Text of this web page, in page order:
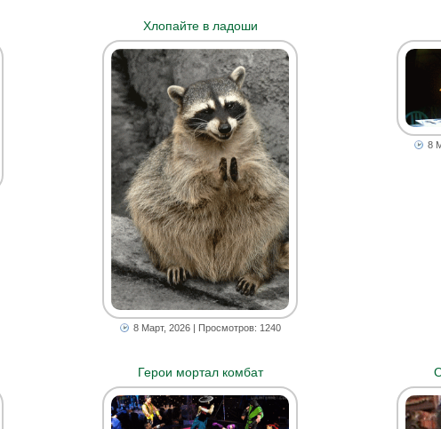
Хлопайте в ладоши
8 Март, 2026| Просмотров: 1240
8
Герои мортал комбат